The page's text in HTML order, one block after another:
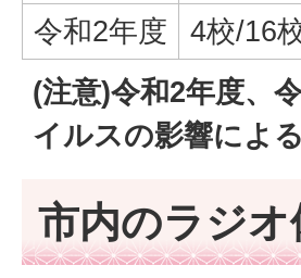
令和2年度 4校/16
(注意)令和2年度、
イルスの影響による
市内のラジ